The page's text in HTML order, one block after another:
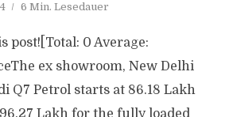
6 Min. Lesedauer
post![Total: 0 Average:
ex showroom, New Delhi
Q7 Petrol starts at 86.18 Lakh
Lakh for the fully loaded